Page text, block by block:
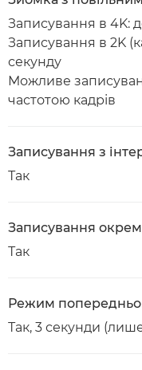
Записування в 4K:
Записування в 2K
секунду
Можливе
частотою кадрів
Записування з
Так
Записування
Так
Режим
Так, 3 секунди